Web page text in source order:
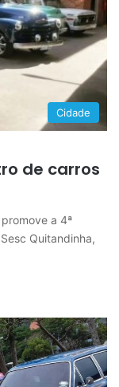
Cidade
de carros
a 4ª
Quitandinha,